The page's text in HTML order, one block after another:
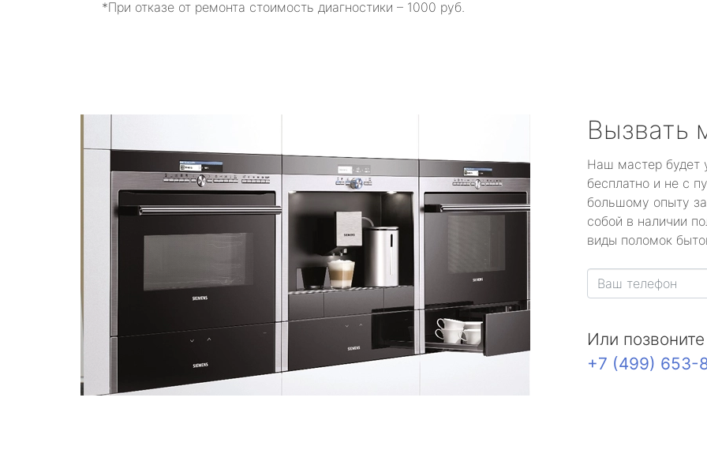
*При отказе от ремонта стоимость диагностики – 1000 руб.
Вызвать
Наш мастер будет
бесплатно и не с
большому опыту
собой в наличии
виды поломок
Или
+7 (499) 653-